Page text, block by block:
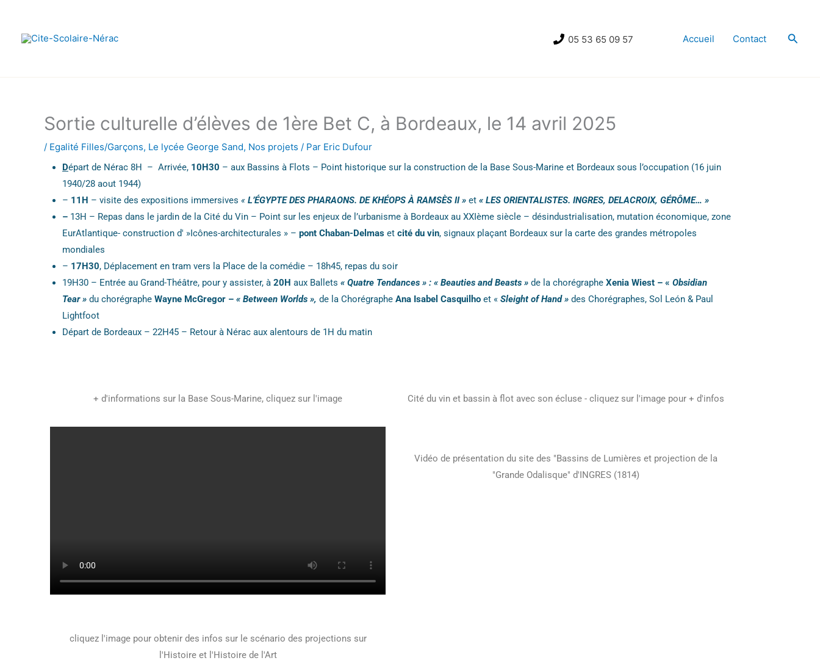
contenu
05 53 65 09 57 Accueil Contact
Sortie culturelle d’élèves de 1ère Bet C, à Bordeaux, le 14 avril 2025
/ Egalité Filles/Garçons, Le lycée George Sand, Nos projets / Par Eric Dufour
Départ de Nérac 8H – Arrivée, 10H30 – aux Bassins à Flots – Point historique sur la construction de la Base Sous-Marine et Bordeaux sous l’occupation (16 juin
1940/28 aout 1944)
– 11H – visite des expositions immersives « L’ÉGYPTE DES PHARAONS. DE KHÉOPS À RAMSÈS II » et « LES ORIENTALISTES. INGRES, DELACROIX, GÉRÔME… »
– 13H – Repas dans le jardin de la Cité du Vin – Point sur les enjeux de l’urbanisme à Bordeaux au XXIème siècle – désindustrialisation, mutation économique, zone
EurAtlantique- construction d' »Icônes-architecturales » – pont Chaban-Delmas et cité du vin, signaux plaçant Bordeaux sur la carte des grandes métropoles
mondiales
– 17H30, Déplacement en tram vers la Place de la comédie – 18h45, repas du soir
19H30 – Entrée au Grand-Théâtre, pour y assister, à 20H aux Ballets « Quatre Tendances » : « Beauties and Beasts » de la chorégraphe Xenia Wiest – « Obsidian
Tear » du chorégraphe Wayne McGregor – « Between Worlds », de la Chorégraphe Ana Isabel Casquilho et « Sleight of Hand » des Chorégraphes, Sol León & Paul
Lightfoot
Départ de Bordeaux – 22H45 – Retour à Nérac aux alentours de 1H du matin
+ d'informations sur la Base Sous-Marine, cliquez sur l'image Cité du vin et bassin à flot avec son écluse - cliquez sur l'image pour + d'infos
Vidéo de présentation du site des "Bassins de Lumières et projection de la
"Grande Odalisque" d'INGRES (1814)
cliquez l'image pour obtenir des infos sur le scénario des projections sur
l'Histoire et l'Histoire de l'Art